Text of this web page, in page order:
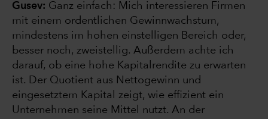
Gusev: Ganz einfach: Mich interessieren Firmen
mit einem ordentlichen Gewinnwachstum,
mindestens im hohen einstelligen Bereich oder,
besser noch, zweistellig. Außerdem achte ich
darauf, ob eine hohe Kapitalrendite zu erwarten
ist. Der Quotient aus Nettogewinn und
eingesetztem Kapital zeigt, wie effizient ein
Unternehmen seine Mittel nutzt. An der